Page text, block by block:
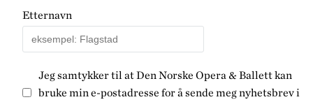
Etternavn
Jeg samtykker til at Den Norske Opera & Ballett kan
bruke min e-postadresse for å sende meg nyhetsbrev i